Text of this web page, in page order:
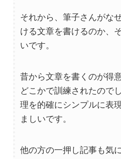
それから、筆子さんがな
ける文章を書けるのか、
いです。
昔から文章を書くのが得
どこかで訓練されたの
理を的確にシンプルに表
ましいです。
他の方の一押し記事も気